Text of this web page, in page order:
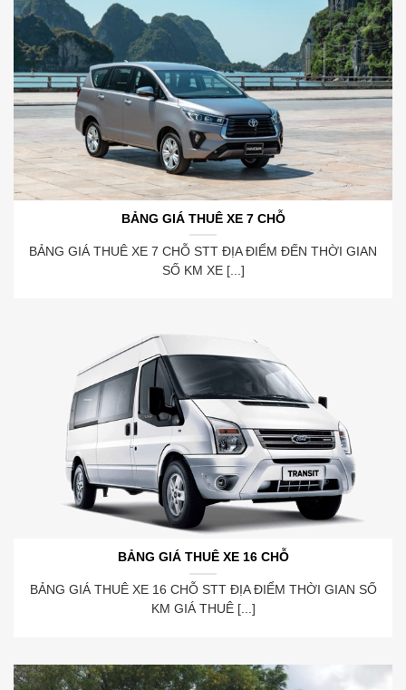
BẢNG GIÁ THUÊ XE 7 CHỖ
BẢNG GIÁ THUÊ XE 7 CHỖ STT ĐỊA ĐIỂM ĐẾN THỜI GIAN
SỐ KM XE [...]
BẢNG GIÁ THUÊ XE 16 CHỖ
BẢNG GIÁ THUÊ XE 16 CHỖ STT ĐỊA ĐIỂM THỜI GIAN SỐ
KM GIÁ THUÊ [...]